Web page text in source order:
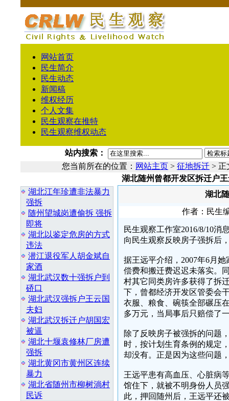
网站首页
民生简介
民生动态
新闻稿
维权经历
个人文集
民生观察在推特
民生观察维权动态
站内搜索：
您当前所在的位置： 网站主页 > 征地拆迁 > 正
湖北江年珍遭非法暴力
强拆
随州望城岗遭偷拆 强拆
即将
湖北以鉴定危房的方式
违法
潜江退役军人胡金斌自
家酒
湖北武汉数十强拆户到
硚口
湖北武汉强拆户王云国
夫妇
湖北武汉拆迁户胡国宏
被逼
湖北十堰袁修林厂房遭
强拆
湖北黄冈市黄州区连续
暴力
湖北省随州市柳树淌村
民诉
湖北随州曾都开发区拆迁户
湖北
作者：民生
民生观察工作室2016/8/10消
向民生观察反映房子强拆后
据王远平介绍，2007年6月
偿费和搬迁费迟迟未落实。
村其它同类房许多获得了拆
下，曾都经济开发区管委会
衣服、粮食、碗筷全部碾压
多万元，当局事后只赔偿了
除了反映房子被强拆的问题
时，按计划生育条例的规定
却没有。正是因为这些问题
王远平患有高血压、心脏病
馆住下，就被不明身份人员
此，押回随州后，王远平还